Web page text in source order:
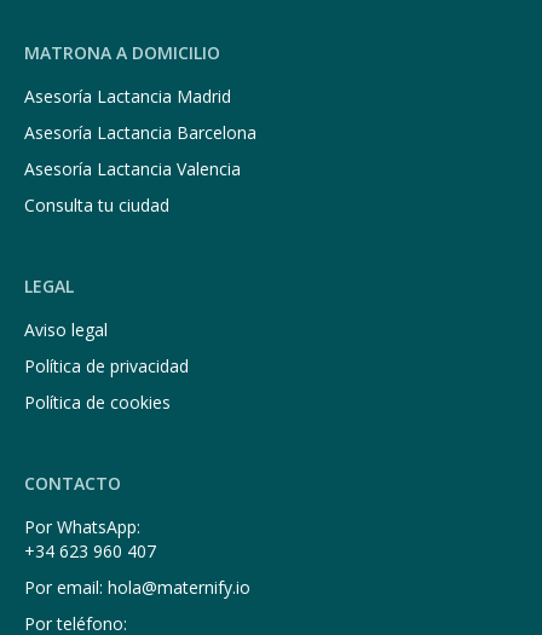
MATRONA A DOMICILIO
Asesoría Lactancia Madrid
Asesoría Lactancia Barcelona
Asesoría Lactancia Valencia
Consulta tu ciudad
LEGAL
Aviso legal
Política de privacidad
Política de cookies
CONTACTO
Por WhatsApp:
+34 623 960 407
Por email: hola@maternify.io
Por teléfono: